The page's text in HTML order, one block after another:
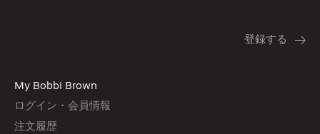
My Bobbi Brown
ログイン・会員情報
注文履歴